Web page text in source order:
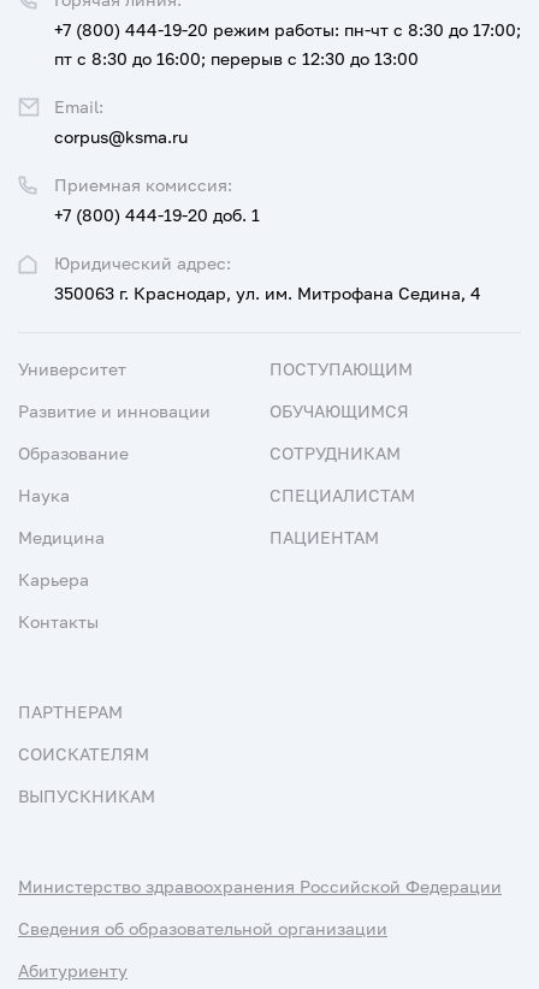
Юридический адрес:
350063 г. Краснодар, ул. им. Митрофана Седина, 4
Приемная комиссия:
+7 (800) 444-19-20 доб. 1
+7 (800) 444-19-20 режим работы: пн-чт с 8:30 до 17:00;
пт с 8:30 до 16:00; перерыв с 12:30 до 13:00
Email:
corpus@ksma.ru
Университет
Развитие и инновации
Образование
Наука
Медицина
Карьера
Контакты
ПОСТУПАЮЩИМ
ОБУЧАЮЩИМСЯ
СОТРУДНИКАМ
СПЕЦИАЛИСТАМ
ПАЦИЕНТАМ
ПАРТНЕРАМ
СОИСКАТЕЛЯМ
ВЫПУСКНИКАМ
Министерство здравоохранения Российской Федерации
Сведения об образовательной организации
Абитуриенту